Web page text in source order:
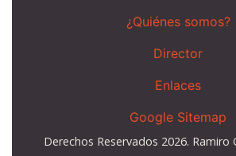
¿Quiénes somos?
Director
Enlaces
Google Sitemap
Derechos Reservados 2026. Ramiro